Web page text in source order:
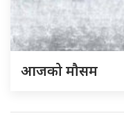
आजको मौसम